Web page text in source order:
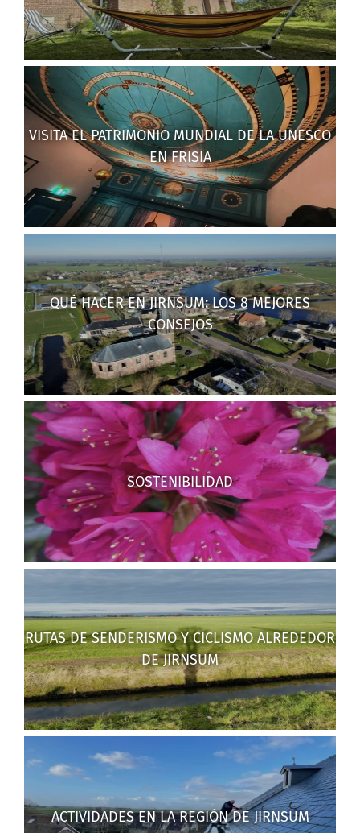
QUÉ HACER EN JIRNSUM: LOS 8 MEJORES
CONSEJOS
RUTAS DE SENDERISMO Y CICLISMO ALREDEDOR
DE JIRNSUM
ACTIVIDADES EN LA REGIÓN DE JIRNSUM
SOSTENIBILIDAD
VISITA EL PATRIMONIO MUNDIAL DE LA UNESCO
EN FRISIA